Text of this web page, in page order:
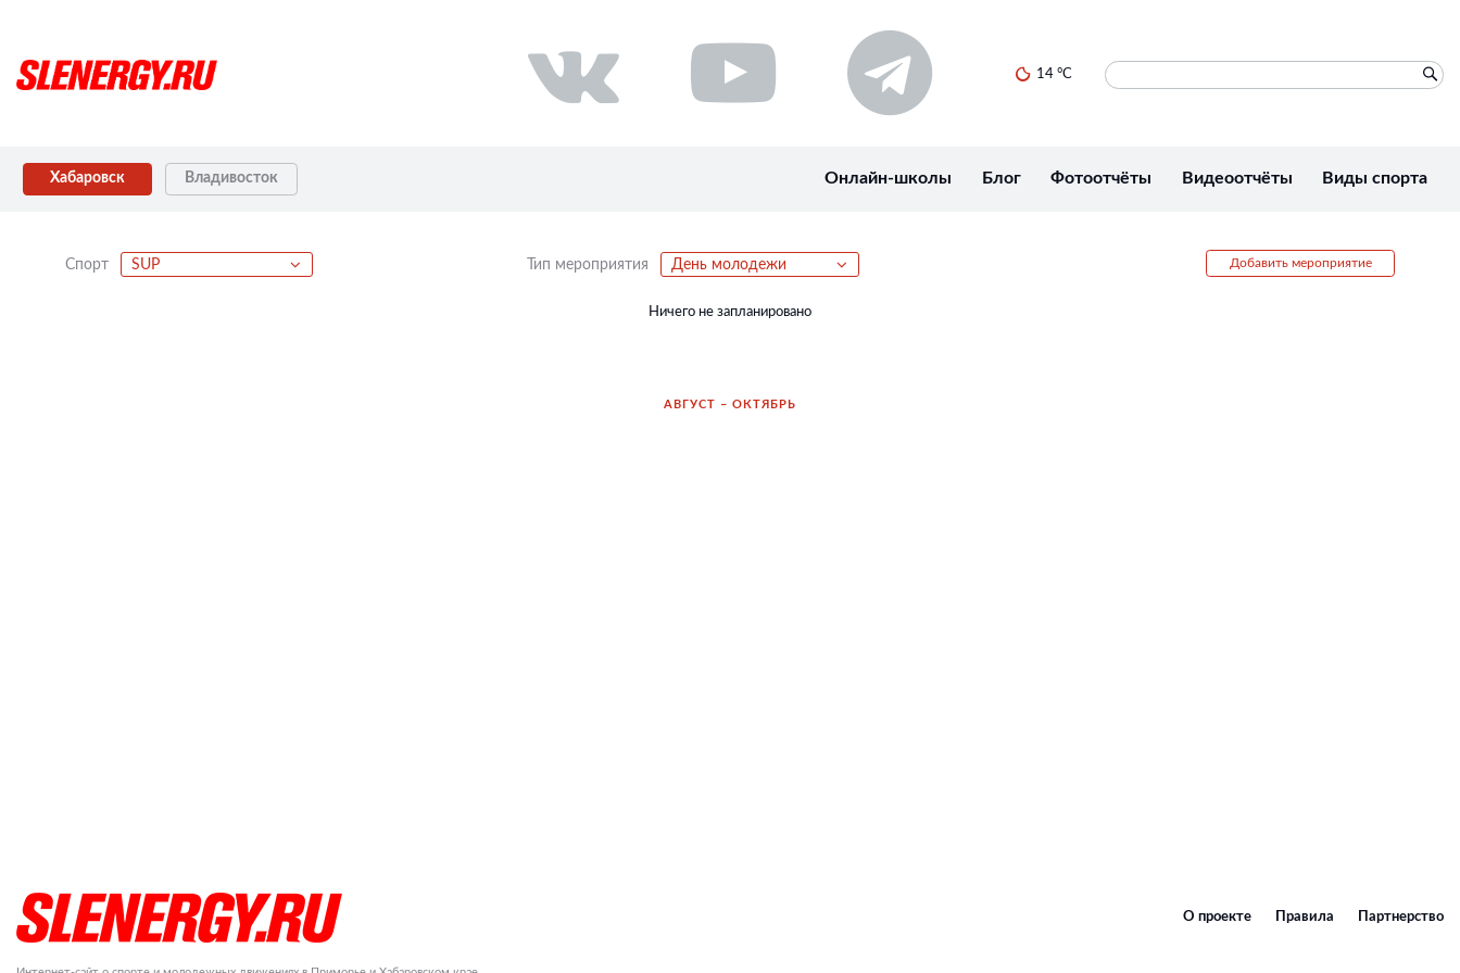
14 °C
Хабаровск Владивосток Онлайн-школы Блог Фотоотчёты Видеоотчёты Виды спорта
Спорт SUP Тип мероприятия День молодежи Добавить мероприятие
Ничего не запланировано
АВГУСТ – ОКТЯБРЬ
О проекте Правила Партнерство